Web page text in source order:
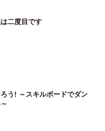
二度目です
う! ～スキルボードでダン